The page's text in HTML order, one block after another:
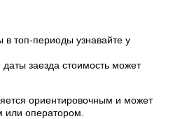
топ-периоды узнавайте у
даты заезда стоимость может
ориентировочным и может
или оператором.